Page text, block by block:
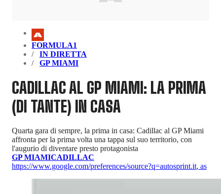
FORMULA1
IN DIRETTA
GP MIAMI
CADILLAC AL GP MIAMI: LA PRIMA
(DI TANTE) IN CASA
Quarta gara di sempre, la prima in casa: Cadillac al GP Miami
affronta per la prima volta una tappa sul suo territorio, con
l'augurio di diventare presto protagonista
GP MIAMICADILLAC
https://www.google.com/preferences/source?q=autosprint.it, as